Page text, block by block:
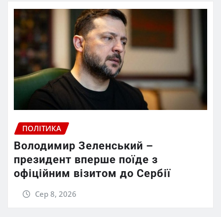
ПОЛІТИКА
Володимир Зеленський –
президент вперше поїде з
офіційним візитом до Сербії
Сер 8, 2026